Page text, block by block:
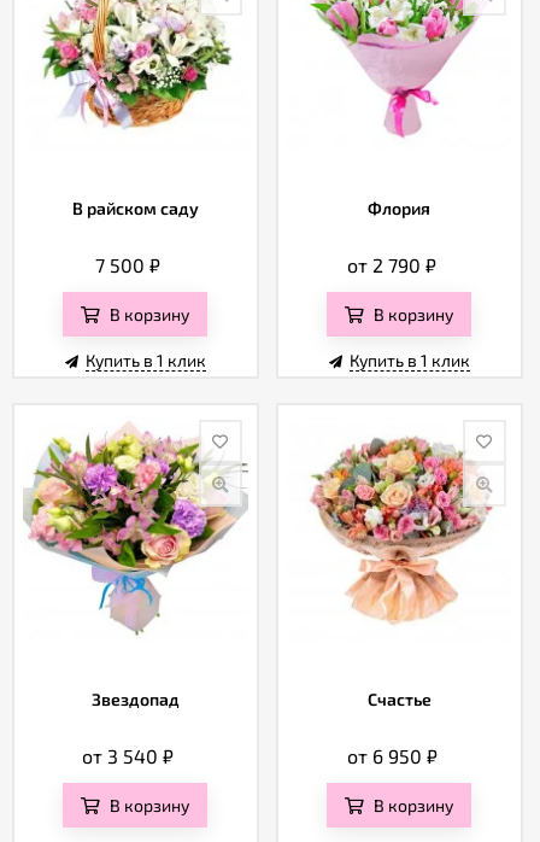
В райском саду
7 500₽
В корзину
Купить в 1 клик
Флория
от 2 790₽
В корзину
Купить в 1 клик
Звездопад
от 3 540₽
В корзину
Счастье
от 6 950 ₽
В корзину